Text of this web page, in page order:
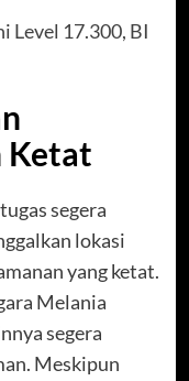
Level 17.300, BI
Ketat
segera
lokasi
yang ketat.
Melania
segera
Meskipun